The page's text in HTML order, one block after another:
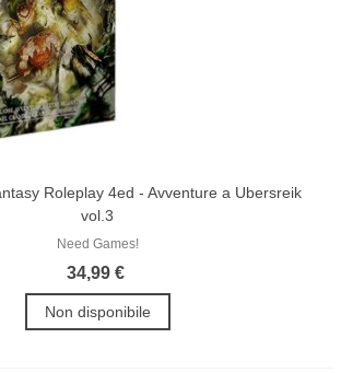
Roleplay 4ed - Avventure a Ubersreik
vol.3
Need Games!
34,99 €
Non disponibile